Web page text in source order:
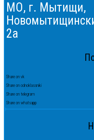
МО, г. Мытищи,
2а
Share on vk
Share on odnoklassniki
Share on telegram
Share on whatsapp